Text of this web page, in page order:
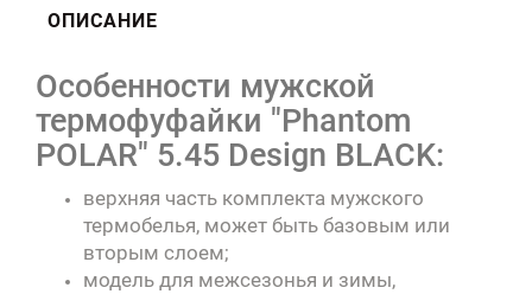
ОПИСАНИЕ
Особенности мужской
термофуфайки "Phantom
POLAR" 5.45 Design BLACK:
верхняя часть комплекта мужского
термобелья, может быть базовым или
вторым слоем;
модель для межсезонья и зимы,